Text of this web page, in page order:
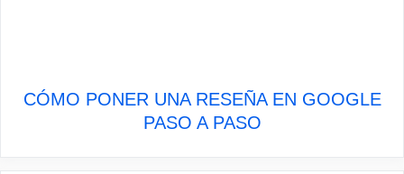
CÓMO PONER UNA RESEÑA EN GOOGLE
PASO A PASO